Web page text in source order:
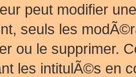
peut modifier
seuls les
ou le supprimer.
les intitulÃ©s en